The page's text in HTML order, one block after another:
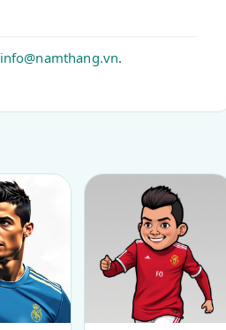
info@namthang.vn.